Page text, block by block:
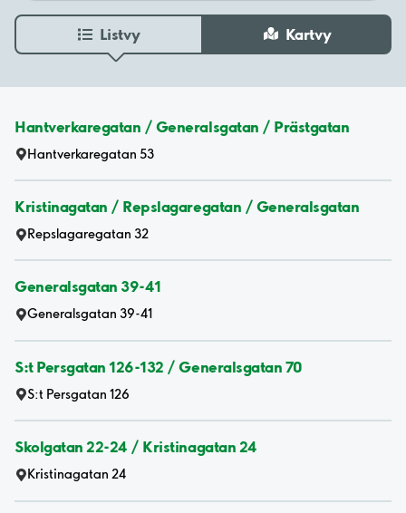
Listvy Kartvy
Hantverkaregatan / Generalsgatan / Prästgatan
Hantverkaregatan 53
Kristinagatan / Repslagaregatan / Generalsgatan
Repslagaregatan 32
Generalsgatan 39-41
Generalsgatan 39-41
S:t Persgatan 126-132 / Generalsgatan 70
S:t Persgatan 126
Skolgatan 22-24 / Kristinagatan 24
Kristinagatan 24